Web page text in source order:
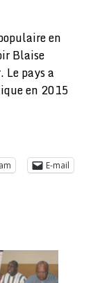
en
Blaise
Le pays a
en 2015
E-mail